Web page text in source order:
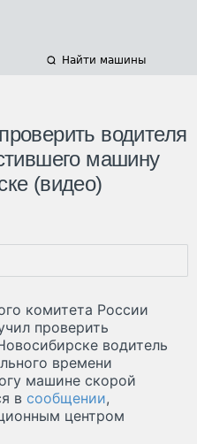
Найти машины
водителя
машину
(видео)
комитета России
проверить
водитель
времени
машине скорой
в сообщении,
центром